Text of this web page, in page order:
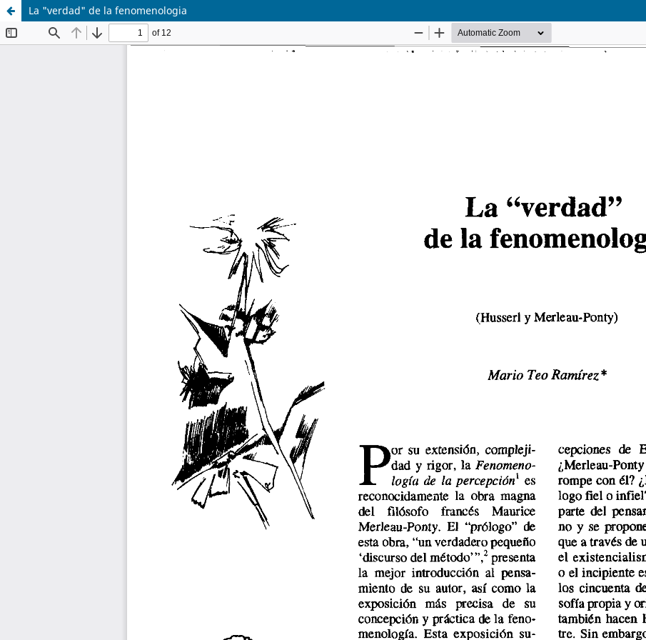
La "verdad" de la fenomenologia